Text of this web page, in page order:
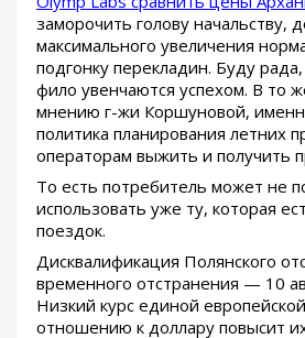
заморочить голову начальству,
максимального увеличения
подгонку перекладин. Буду рада,
фило увенчаются успехом. В то
мнению г-жи Коршуновой,
политика планирования летних
операторам выжить и получить
То есть потребитель может не
использовать уже ту, которая
поездок.
Дисквалификация Полянского
временного отстранения — 10
Низкий курс единой
отношению к доллару повысит